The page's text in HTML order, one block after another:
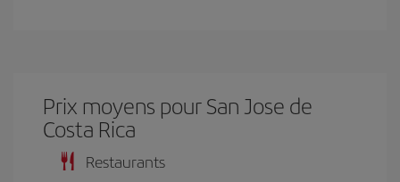
Prix ​​moyens pour San Jose de
Costa Rica
Restaurants